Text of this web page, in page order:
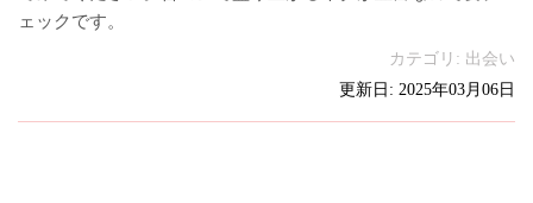
ェックです。
カテゴリ: 出会い
更新日: 2025年03月06日